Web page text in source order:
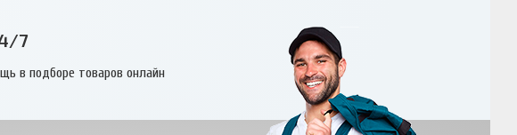
7
в подборе товаров онлайн